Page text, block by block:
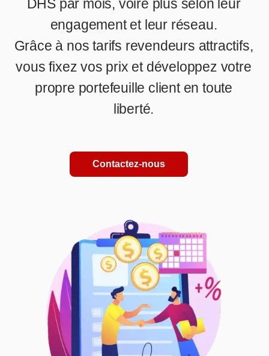
DHS par mois, voire plus selon leur
engagement et leur réseau.
Grâce à nos tarifs revendeurs attractifs,
vous fixez vos prix et développez votre
propre portefeuille client en toute
liberté.
Contactez-nous